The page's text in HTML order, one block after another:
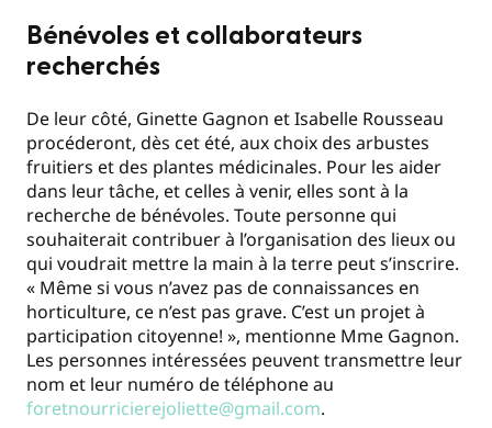
Bénévoles et collaborateurs
recherchés
De leur côté, Ginette Gagnon et Isabelle Rousseau
procéderont, dès cet été, aux choix des arbustes
fruitiers et des plantes médicinales. Pour les aider
dans leur tâche, et celles à venir, elles sont à la
recherche de bénévoles. Toute personne qui
souhaiterait contribuer à l’organisation des lieux ou
qui voudrait mettre la main à la terre peut s’inscrire.
« Même si vous n’avez pas de connaissances en
horticulture, ce n’est pas grave. C’est un projet à
participation citoyenne! », mentionne Mme Gagnon.
Les personnes intéressées peuvent transmettre leur
nom et leur numéro de téléphone au
foretnourricierejoliette@gmail.com.